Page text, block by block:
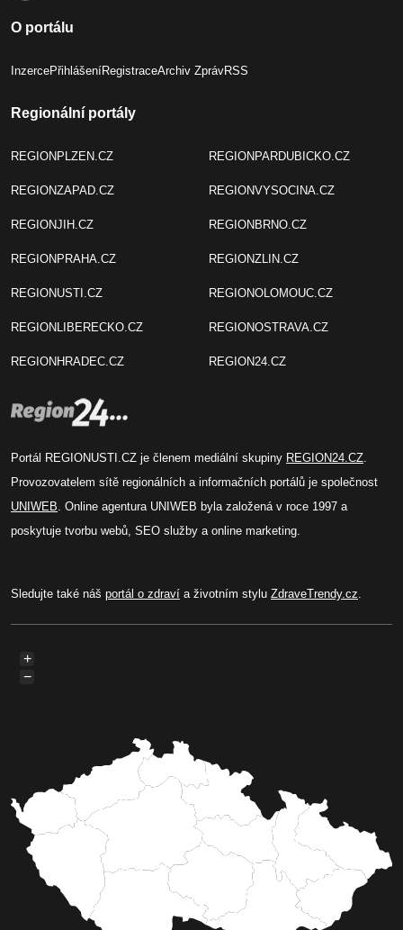
O portálu
InzercePřihlášeníRegistraceArchiv ZprávRSS
Regionální portály
REGIONPLZEN.CZ
REGIONZAPAD.CZ
REGIONJIH.CZ
REGIONPRAHA.CZ
REGIONUSTI.CZ
REGIONLIBERECKO.CZ
REGIONHRADEC.CZ
REGIONPARDUBICKO.CZ
REGIONVYSOCINA.CZ
REGIONBRNO.CZ
REGIONZLIN.CZ
REGIONOLOMOUC.CZ
REGIONOSTRAVA.CZ
REGION24.CZ
Portál REGIONUSTI.CZ je členem mediální skupiny REGION24.CZ.
Provozovatelem sítě regionálních a informačních portálů je společnost
UNIWEB. Online agentura UNIWEB byla založená v roce 1997 a
poskytuje tvorbu webů, SEO služby a online marketing.
Sledujte také náš portál o zdraví a životním stylu ZdraveTrendy.cz.
+
−